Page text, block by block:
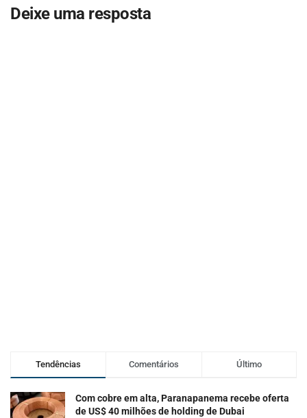
Deixe uma resposta
Tendências Comentários Último
Com cobre em alta, Paranapanema recebe oferta
de US$ 40 milhões de holding de Dubai